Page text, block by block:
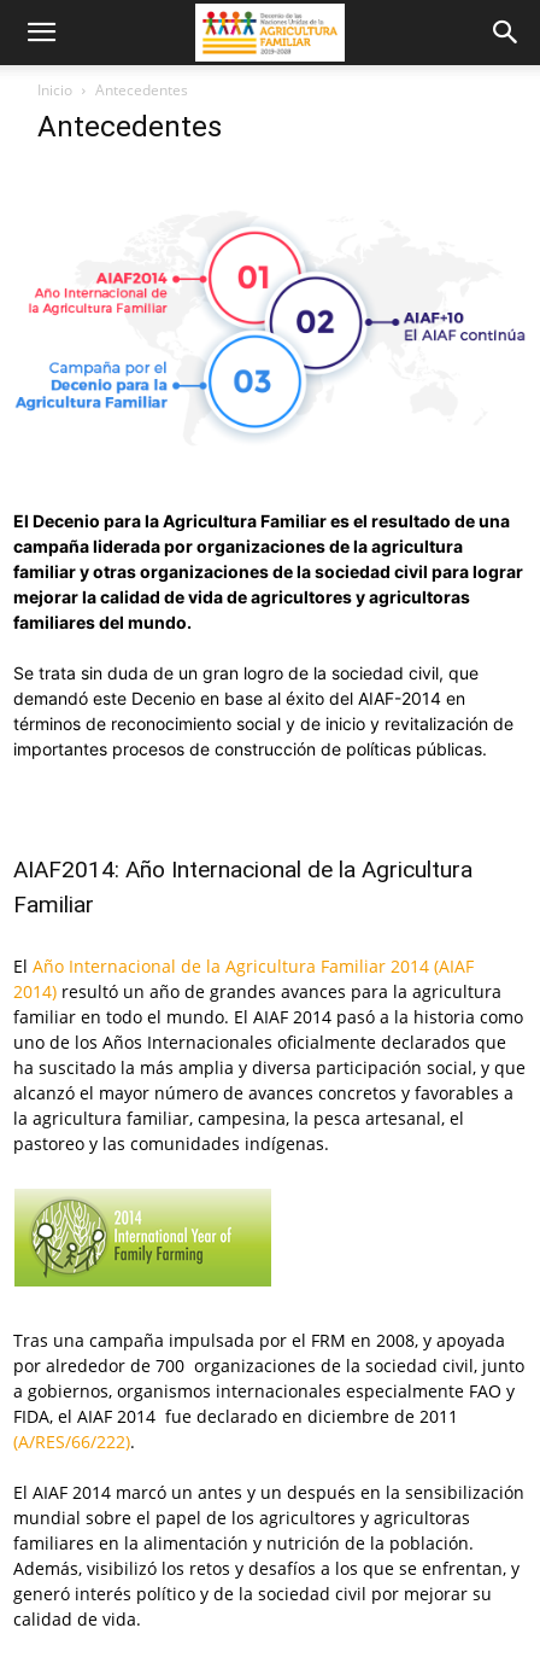
Inicio Antecedentes
Antecedentes
El Decenio para la Agricultura Familiar es el resultado de una
campaña liderada por organizaciones de la agricultura
familiar y otras organizaciones de la sociedad civil para lograr
mejorar la calidad de vida de agricultores y agricultoras
familiares del mundo.
Se trata sin duda de un gran logro de la sociedad civil, que
demandó este Decenio en base al éxito del AIAF-2014 en
términos de reconocimiento social y de inicio y revitalización de
importantes procesos de construcción de políticas públicas.
AIAF2014: Año Internacional de la Agricultura
Familiar
ElAño Internacional de la Agricultura Familiar 2014 (AIAF
2014) resultó un año de grandes avances para la agricultura
familiar en todo el mundo. El AIAF 2014 pasó a la historia como
uno de los Años Internacionales oficialmente declarados que
ha suscitado la más amplia y diversa participación social, y que
alcanzó el mayor número de avances concretos y favorables a
la agricultura familiar, campesina, la pesca artesanal, el
pastoreo y las comunidades indígenas.
Tras una campaña impulsada por el FRM en 2008, y apoyada
por alrededor de 700 organizaciones de la sociedad civil, junto
a gobiernos, organismos internacionales especialmente FAO y
FIDA, el AIAF 2014 fue declarado en diciembre de 2011
(A/RES/66/222).
El AIAF 2014 marcó un antes y un después en la sensibilización
mundial sobre el papel de los agricultores y agricultoras
familiares en la alimentación y nutrición de la población.
Además, visibilizó los retos y desafíos a los que se enfrentan, y
generó interés político y de la sociedad civil por mejorar su
calidad de vida.